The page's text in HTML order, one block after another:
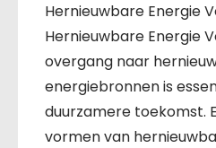
Hernieuwbare Energie
Hernieuwbare Energie
overgang naar
energiebronnen is
duurzamere toekomst.
vormen van